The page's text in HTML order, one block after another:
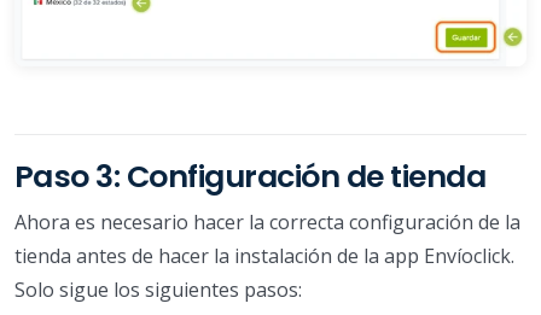
Paso 3: Configuración de tienda
Ahora es necesario hacer la correcta configuración de la
tienda antes de hacer la instalación de la app Envíoclick.
Solo sigue los siguientes pasos: